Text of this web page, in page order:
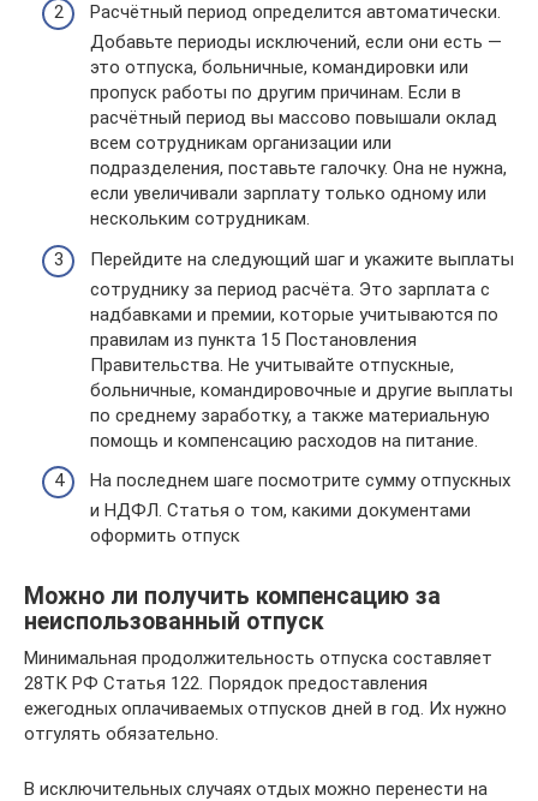
Расчётный период определится автоматически.
Добавьте периоды исключений, если они есть —
это отпуска, больничные, командировки или
пропуск работы по другим причинам. Если в
расчётный период вы массово повышали оклад
всем сотрудникам организации или
подразделения, поставьте галочку. Она не нужна,
если увеличивали зарплату только одному или
нескольким сотрудникам.
Перейдите на следующий шаг и укажите выплаты
сотруднику за период расчёта. Это зарплата с
надбавками и премии, которые учитываются по
правилам из пункта 15 Постановления
Правительства. Не учитывайте отпускные,
больничные, командировочные и другие выплаты
по среднему заработку, а также материальную
помощь и компенсацию расходов на питание.
На последнем шаге посмотрите сумму отпускных
и НДФЛ. Статья о том, какими документами
оформить отпуск
Можно ли получить компенсацию за
неиспользованный отпуск
Минимальная продолжительность отпуска составляет
28ТК РФ Статья 122. Порядок предоставления
ежегодных оплачиваемых отпусков дней в год. Их нужно
отгулять обязательно.
В исключительных случаях отдых можно перенести на